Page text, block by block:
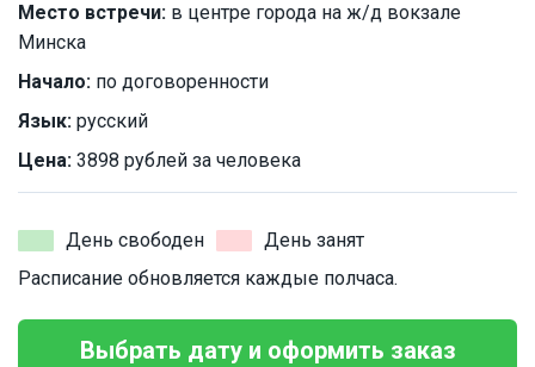
Место встречи: в центре города на ж/д вокзале
Минска
Начало: по договоренности
Язык: русский
Цена: 3898 рублей за человека
День свободен
День занят
Расписание обновляется каждые полчаса.
Выбрать дату и оформить заказ